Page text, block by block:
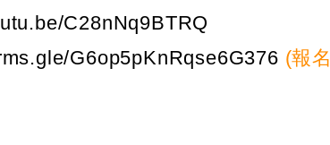
C28nNq9BTRQ
G6op5pKnRqse6G376 (報